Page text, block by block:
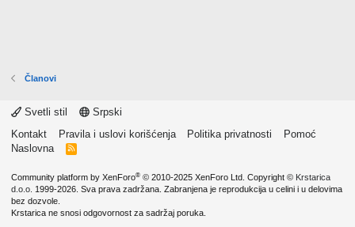
Članovi
Svetli stil
Srpski
Kontakt
Pravila i uslovi korišćenja Politika privatnosti
Pomoć
Naslovna
R
Community platform by XenForo® © 2010-2025 XenForo Ltd. Copyright © Krstarica
d.o.o. 1999-2026. Sva prava zadržana. Zabranjena je reprodukcija u celini i u delovima
bez dozvole.
Krstarica ne snosi odgovornost za sadržaj poruka.